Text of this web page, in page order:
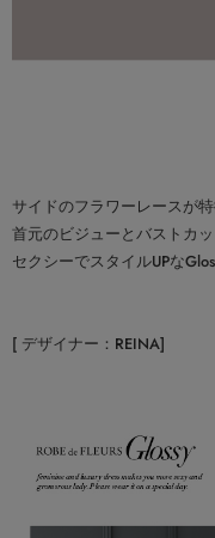
サイドのフラワーレースが
首元のビジューとバストカ
セクシーでスタイルUPな
[ デザイナー：REINA]